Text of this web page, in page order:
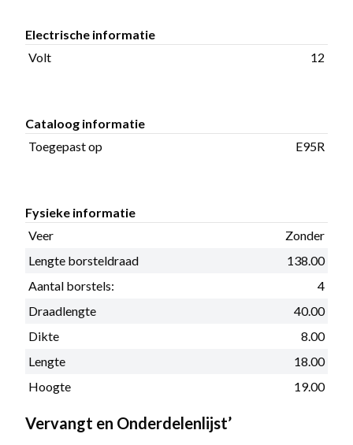
Electrische informatie
Volt
12
Cataloog informatie
Toegepast op
E95R
Fysieke informatie
Veer
Zonder
Lengte borsteldraad
138.00
Aantal borstels:
4
Draadlengte
40.00
Dikte
8.00
Lengte
18.00
Hoogte
19.00
Vervangt en Onderdelenlijst’